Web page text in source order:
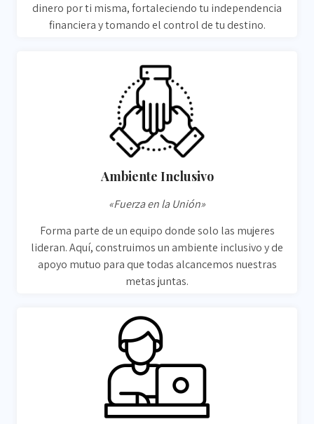
dinero por ti misma, fortaleciendo tu independencia
financiera y tomando el control de tu destino.
Ambiente Inclusivo
«Fuerza en la Unión»
Forma parte de un equipo donde solo las mujeres
lideran. Aquí, construimos un ambiente inclusivo y de
apoyo mutuo para que todas alcancemos nuestras
metas juntas.